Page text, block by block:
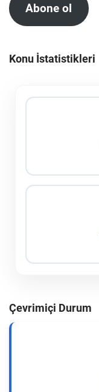
Abone ol
Konu İstatistikleri
Çevrimiçi Durum